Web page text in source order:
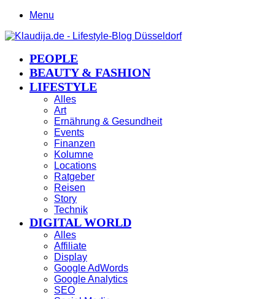
Menu
PEOPLE
BEAUTY & FASHION
LIFESTYLE
Alles
Art
Ernährung & Gesundheit
Events
Finanzen
Kolumne
Locations
Ratgeber
Reisen
Story
Technik
DIGITAL WORLD
Alles
Affiliate
Display
Google AdWords
Google Analytics
SEO